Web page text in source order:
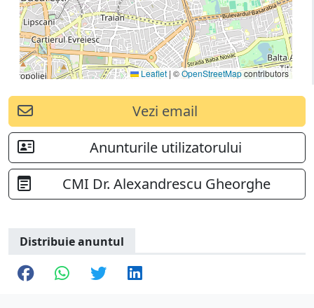
Leaflet | ©OpenStreetMapcontributors
Vezi email
Anunturile utilizatorului
CMI Dr. Alexandrescu Gheorghe
Distribuie anuntul